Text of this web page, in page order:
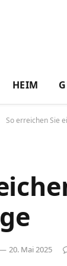
HEIM
So erreichen Sie
20. Mai 2025